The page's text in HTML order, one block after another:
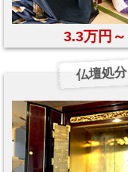
3.3万円～
仏壇処分